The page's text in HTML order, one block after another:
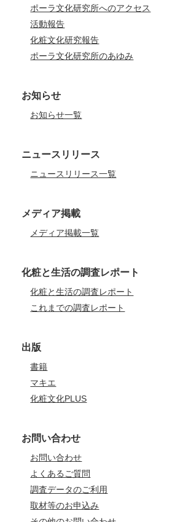
ポーラ文化研究所へのアクセス
活動報告
化粧文化研究報告
ポーラ文化研究所のあゆみ
お知らせ
お知らせ一覧
ニュースリリース
ニュースリリース一覧
メディア掲載
メディア掲載一覧
化粧と生活の調査レポート
化粧と生活の調査レポート
これまでの調査レポート
出版
書籍
マキエ
化粧文化PLUS
お問い合わせ
お問い合わせ
よくあるご質問
調査データのご利用
取材等のお申込み